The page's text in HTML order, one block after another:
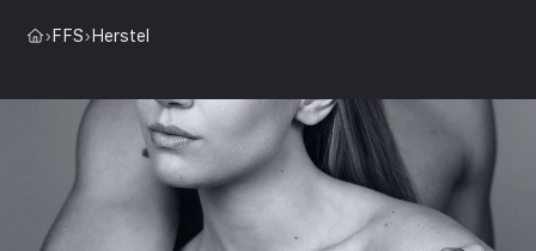
›FFS›Herstel